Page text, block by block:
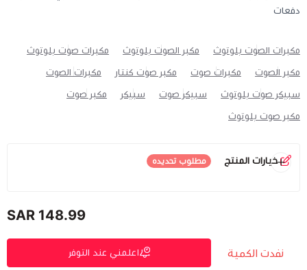
دفعات
مكبرات الصوت بلوتوث مكبر الصوت بلوتوث مكبرات صوت بلوتوث
مكبر الصوت مكبرات صوت مكبر صوت كنتار مكبرات الصوت
سبيكر صوت بلوتوث سبيكر صوت سبيكر مكبر صوت
مكبر صوت بلوتوث
خيارات المنتج مطلوب تحديده
نفدت الكمية
اسود
نفدت الكمية
148.99 SAR
نفدت الكمية اعلمني عند التوفر